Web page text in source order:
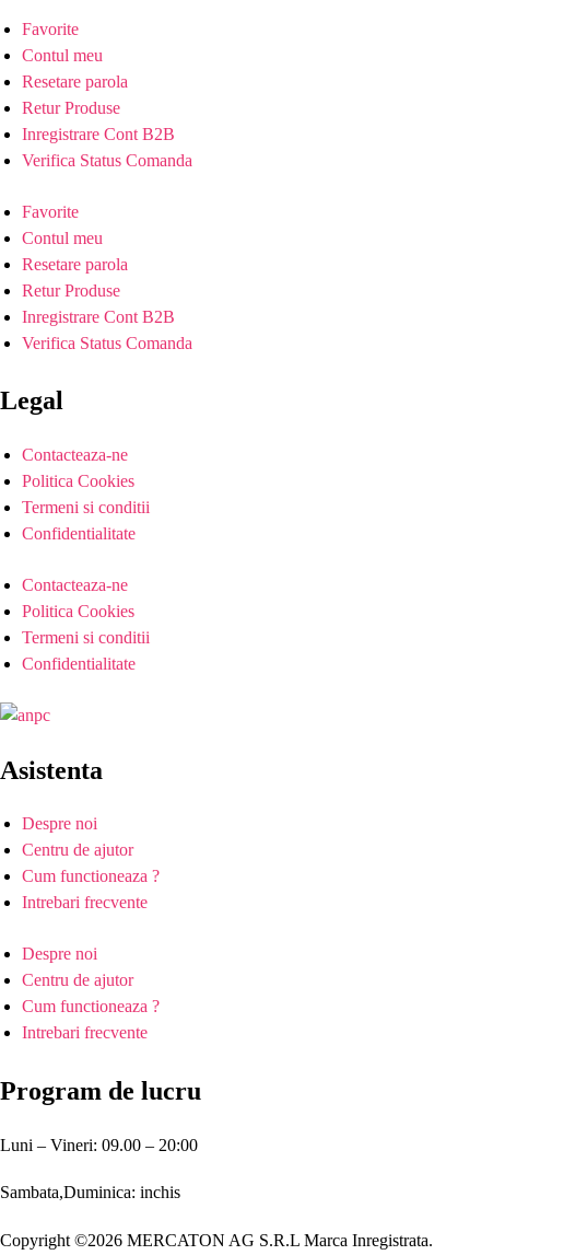
Favorite
Contul meu
Resetare parola
Retur Produse
Inregistrare Cont B2B
Verifica Status Comanda
Favorite
Contul meu
Resetare parola
Retur Produse
Inregistrare Cont B2B
Verifica Status Comanda
Legal
Contacteaza-ne
Politica Cookies
Termeni si conditii
Confidentialitate
Contacteaza-ne
Politica Cookies
Termeni si conditii
Confidentialitate
Asistenta
Despre noi
Centru de ajutor
Cum functioneaza ?
Intrebari frecvente
Despre noi
Centru de ajutor
Cum functioneaza ?
Intrebari frecvente
Program de lucru
Luni – Vineri: 09.00 – 20:00
Sambata,Duminica: inchis
Copyright ©2026 MERCATON AG S.R.L Marca Inregistrata.